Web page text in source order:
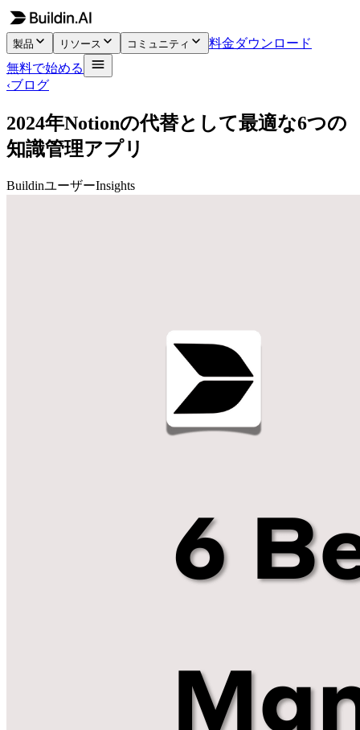
製品 リソース コミュニティ 料金ダウンロード
無料で始める
‹ブログ
2024年Notionの代替として最適な6つの
知識管理アプリ
BuildinユーザーInsights